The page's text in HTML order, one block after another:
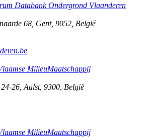
Databank Ondergrond Vlaanderen
68 Gent, 9052 België
MilieuMaatschappij
26 Aalst, 9300 België
MilieuMaatschappij